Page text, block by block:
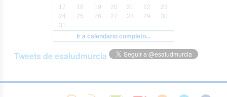
17
18 19 20 21 22
23
24
25 26 27 28 29
30
31
Ir a calendario completo...
Tweets de esaludmurcia